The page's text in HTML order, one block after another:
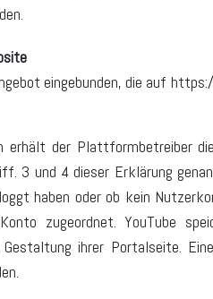
eingebunden, die auf
der Plattformbetreiber
3 und 4 dieser Erklärung
haben oder ob kein
zugeordnet. YouTube
ihrer Portalseite.